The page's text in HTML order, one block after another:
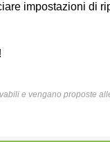
impostazioni di
e vengano proposte